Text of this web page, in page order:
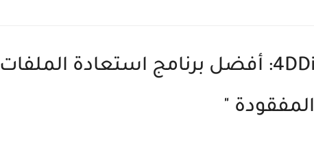
"4DDiG Data Recovery Review: أفضل برنامج استعادة الملفات
المفقودة "